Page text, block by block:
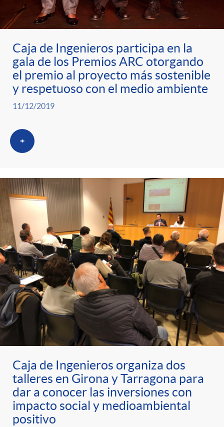
Caja de Ingenieros participa en la
gala de los Premios ARC otorgando
el premio al proyecto más sostenible
y respetuoso con el medio ambiente
11/12/2019
+
Caja de Ingenieros organiza dos
talleres en Girona y Tarragona para
dar a conocer las inversiones con
impacto social y medioambiental
positivo